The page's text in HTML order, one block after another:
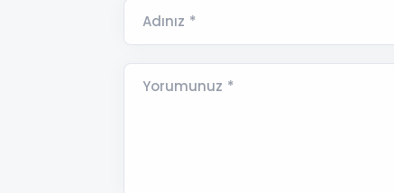
Adınız *
Yorumunuz *